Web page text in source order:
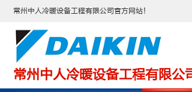
常州中人冷暖设备工程有限公司官方网站！
常州中人冷暖设备工程有限公